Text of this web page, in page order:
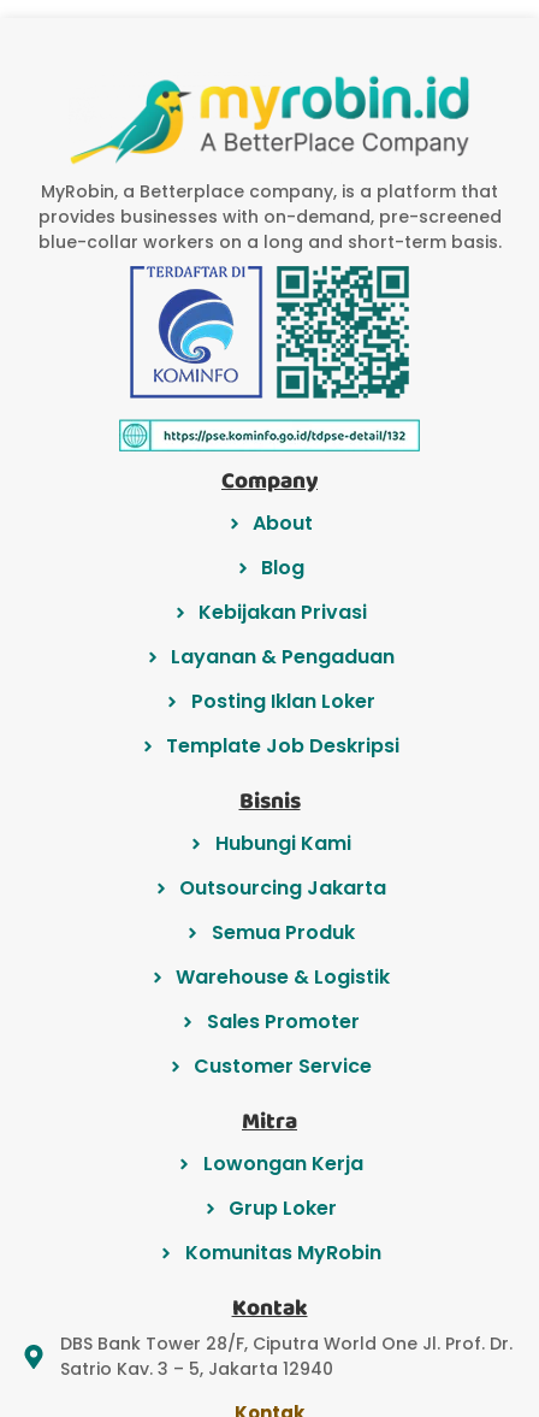
MyRobin, a Betterplace company, is a platform that
provides businesses with on-demand, pre-screened
blue-collar workers on a long and short-term basis.
Company
About
Blog
Kebijakan Privasi
Layanan & Pengaduan
Posting Iklan Loker
Template Job Deskripsi
Bisnis
Hubungi Kami
Outsourcing Jakarta
Semua Produk
Warehouse & Logistik
Sales Promoter
Customer Service
Mitra
Lowongan Kerja
Grup Loker
Komunitas MyRobin
Kontak
DBS Bank Tower 28/F, Ciputra World One Jl. Prof. Dr.
Satrio Kav. 3 – 5, Jakarta 12940